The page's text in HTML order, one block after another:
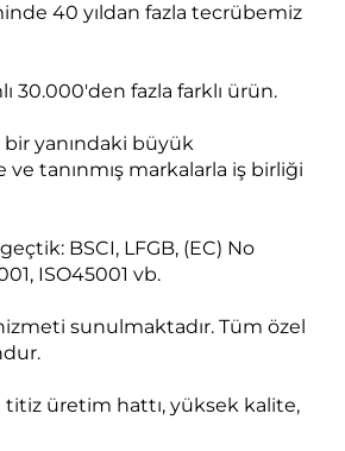
40 yıldan fazla tecrübemiz
30.000'den fazla farklı ürün.
bir yanındaki büyük
tanınmış markalarla iş birliği
BSCI, LFGB, (EC) No
ISO45001 vb.
sunulmaktadır. Tüm özel
titiz üretim hattı, yüksek kalite,